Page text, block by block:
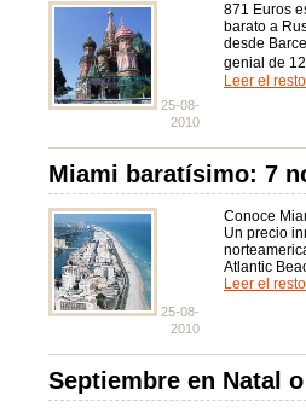
25-08-
2010
871 Euros
barato a
desde
genial de
Leer el
Miami baratísimo: 7
25-08-
2010
Conoce
Un precio
Atlantic
Leer el
Septiembre en Natal